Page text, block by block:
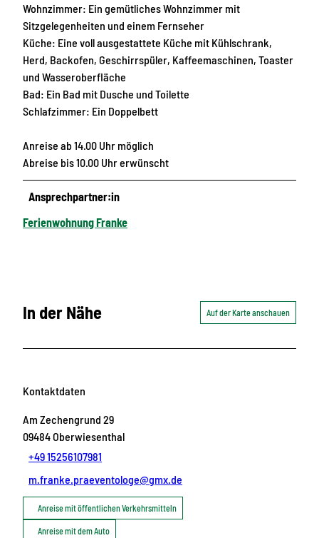
Wohnzimmer: Ein gemütliches Wohnzimmer mit
Sitzgelegenheiten und einem Fernseher
Küche: Eine voll ausgestattete Küche mit Kühlschrank,
Herd, Backofen, Geschirrspüler, Kaffeemaschinen, Toaster
und Wasseroberfläche
Bad: Ein Bad mit Dusche und Toilette
Schlafzimmer: Ein Doppelbett
Anreise ab 14.00 Uhr möglich
Abreise bis 10.00 Uhr erwünscht
Ansprechpartner:in
Ferienwohnung Franke
In der Nähe Auf der Karte anschauen
Kontaktdaten
Am Zechengrund 29
09484Oberwiesenthal
+49 15256107981
m.franke.praeventologe@gmx.de
Anreise mit öffentlichen Verkehrsmitteln
Anreise mit dem Auto